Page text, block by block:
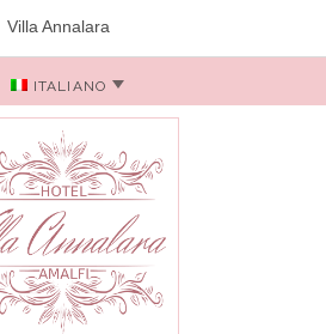
Villa Annalara
ITALIANO